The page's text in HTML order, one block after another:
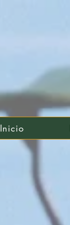
Inicio